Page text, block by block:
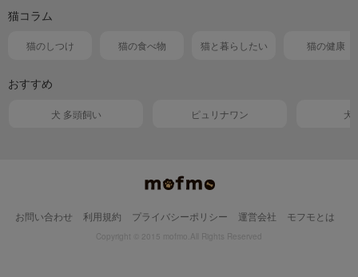
猫コラム
猫のしつけ 猫の食べ物 猫と暮らしたい 猫の健康
おすすめ
犬 多頭飼い ピュリナワン 犬
お問い合わせ 利用規約 プライバシーポリシー 運営会社 モフモとは
Copyright © 2015 mofmo.All Rights Reserved